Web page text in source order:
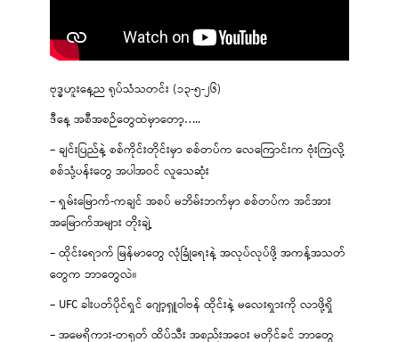
ဗုဒ္ဓဟူးနေ့ည ရုပ်သံသတင်း (၁၃-၅-၂၆)
ဒီနေ့ အစီအစဉ်တွေထဲမှာတော့…..
– ချင်းပြည်နဲ့ စစ်ကိုင်းတိုင်းမှာ စစ်တပ်က လေကြောင်းက ဗုံးကြဲလို့
စစ်သုံ့ပန်းတွေ အပါအဝင် လူသေဆုံး
– ရှမ်းမြောက်-ကချင် အစပ် မဘိမ်းဘက်မှာ စစ်တပ်က အင်အား
အမြောက်အများ တိုးချဲ့
– ထိုင်းရောက် မြန်မာတွေ လုံခြုံရေးနဲ့ အလုပ်လုပ်ဖို့ အကန့်အသတ်
တွေက ဘာတွေလဲ။
– UFC ခါးပတ်ပိုင်ရှင် ဂျော့ရှူဝါဗန် ထိုင်းနဲ့ မလေးရှားကို လာဖို့ရှိ
– အမေရိကား-တရုတ် ထိပ်သီး အစည်းအဝေး မတိုင်ခင် ဘာတွေ